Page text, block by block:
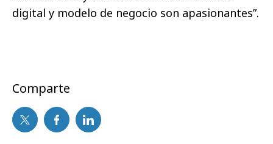
digital y modelo de negocio son apasionantes”.
Comparte